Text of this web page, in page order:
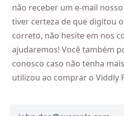
não receber um e-mail
tiver certeza de que digitou
correto, não hesite em nos
ajudaremos! Você também
conosco caso não tenha
utilizou ao comprar o Viddly